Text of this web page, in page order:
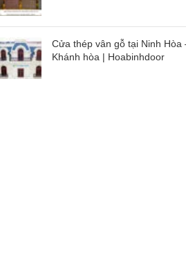
Cửa thép vân gỗ tại Ninh Hòa
Khánh hòa | Hoabinhdoor